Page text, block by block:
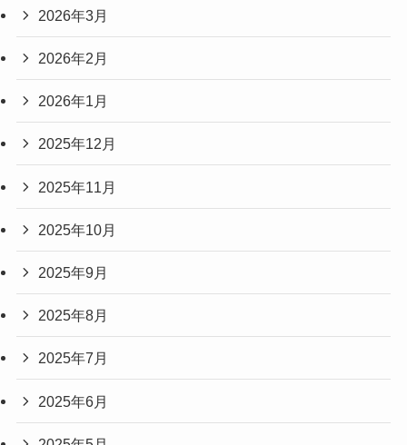
2026年3月
2026年2月
2026年1月
2025年12月
2025年11月
2025年10月
2025年9月
2025年8月
2025年7月
2025年6月